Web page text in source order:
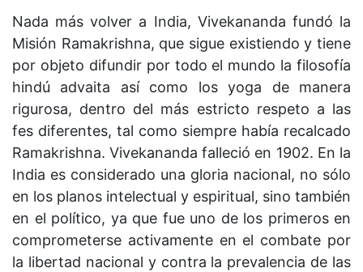
Nada más volver a India, Vivekananda fundó la
Misión Ramakrishna, que sigue existiendo y tiene
por objeto difundir por todo el mundo la filosofía
hindú advaita así como los yoga de manera
rigurosa, dentro del más estricto respeto a las
fes diferentes, tal como siempre había recalcado
Ramakrishna. Vivekananda falleció en 1902. En la
India es considerado una gloria nacional, no sólo
en los planos intelectual y espiritual, sino también
en el político, ya que fue uno de los primeros en
comprometerse activamente en el combate por
la libertad nacional y contra la prevalencia de las